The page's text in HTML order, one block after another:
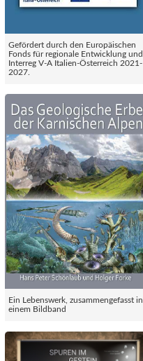
Gefördert durch den Europäischen
Fonds für regionale Entwicklung und
Interreg V-A Italien-Österreich 2021-
2027.
Ein Lebenswerk, zusammengefasst in
einem Bildband